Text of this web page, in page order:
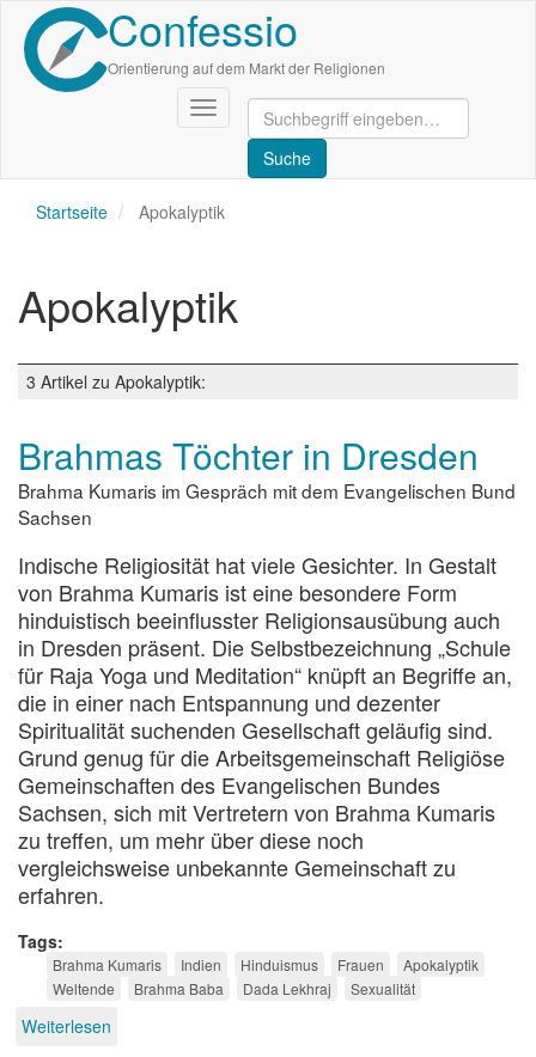
Direkt
zum
Inhalt
Confessio
Orientierung auf dem Markt der Religionen
Navigation
aktivieren/deaktivieren
Startseite Apokalyptik
Apokalyptik
3 Artikel zu Apokalyptik:
Brahmas Töchter in Dresden
Brahma Kumaris im Gespräch mit dem Evangelischen Bund
Sachsen
Indische Religiosität hat viele Gesichter. In Gestalt
von Brahma Kumaris ist eine besondere Form
hinduistisch beeinflusster Religionsausübung auch
in Dresden präsent. Die Selbstbezeichnung „Schule
für Raja Yoga und Meditation“ knüpft an Begriffe an,
die in einer nach Entspannung und dezenter
Spiritualität suchenden Gesellschaft geläufig sind.
Grund genug für die Arbeitsgemeinschaft Religiöse
Gemeinschaften des Evangelischen Bundes
Sachsen, sich mit Vertretern von Brahma Kumaris
zu treffen, um mehr über diese noch
vergleichsweise unbekannte Gemeinschaft zu
erfahren.
Tags
Brahma Kumaris Indien Hinduismus Frauen
Apokalyptik
Weltende
Brahma Baba Dada Lekhraj Sexualität
Weiterlesen